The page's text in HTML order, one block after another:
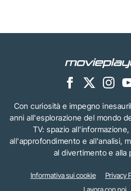
Con curiosità e impegno
anni all'esplorazione del mondo
TV: spazio
all'approfondimento e all'analisi,
al divertimento e alla
Informativa sui cookie Privacy
Lavora con noi